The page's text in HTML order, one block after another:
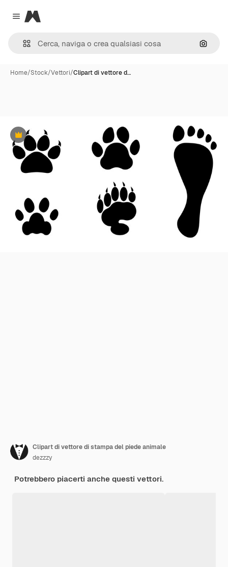
Close menu
Magnific
Cerca
Home/Stock/Vettori/Clipart di vettore d…
Premium
Clipart di vettore di stampa del piede animale
dezzzy
Potrebbero piacerti anche questi vettori.